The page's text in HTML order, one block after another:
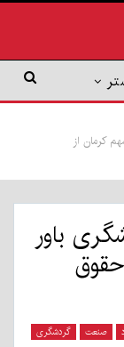
کرمان از
باور
صنعت گردشگری